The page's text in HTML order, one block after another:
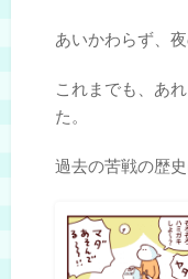
あいかわらず、
これまでも、あ
た。
過去の苦戦の歴